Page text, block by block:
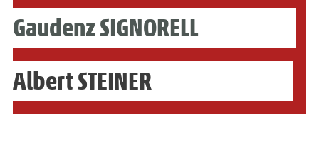
Gaudenz SIGNORELL
Albert STEINER